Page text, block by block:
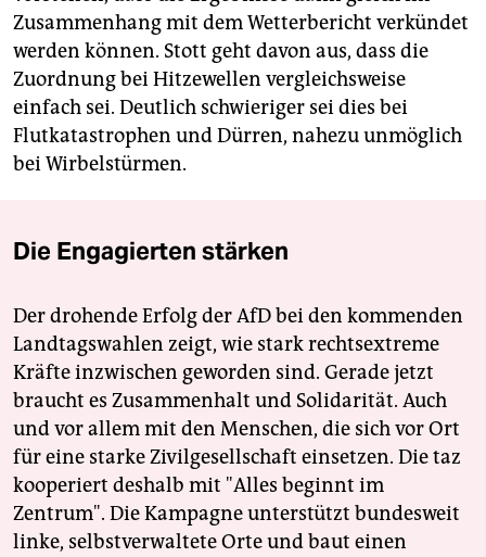
Zusammenhang mit dem Wetterbericht verkündet
werden können. Stott geht davon aus, dass die
Zuordnung bei Hitzewellen vergleichsweise
einfach sei. Deutlich schwieriger sei dies bei
Flutkatastrophen und Dürren, nahezu unmöglich
bei Wirbelstürmen.
Die Engagierten stärken
Der drohende Erfolg der AfD bei den kommenden
Landtagswahlen zeigt, wie stark rechtsextreme
Kräfte inzwischen geworden sind. Gerade jetzt
braucht es Zusammenhalt und Solidarität. Auch
und vor allem mit den Menschen, die sich vor Ort
für eine starke Zivilgesellschaft einsetzen. Die taz
kooperiert deshalb mit "Alles beginnt im
Zentrum". Die Kampagne unterstützt bundesweit
linke, selbstverwaltete Orte und baut einen